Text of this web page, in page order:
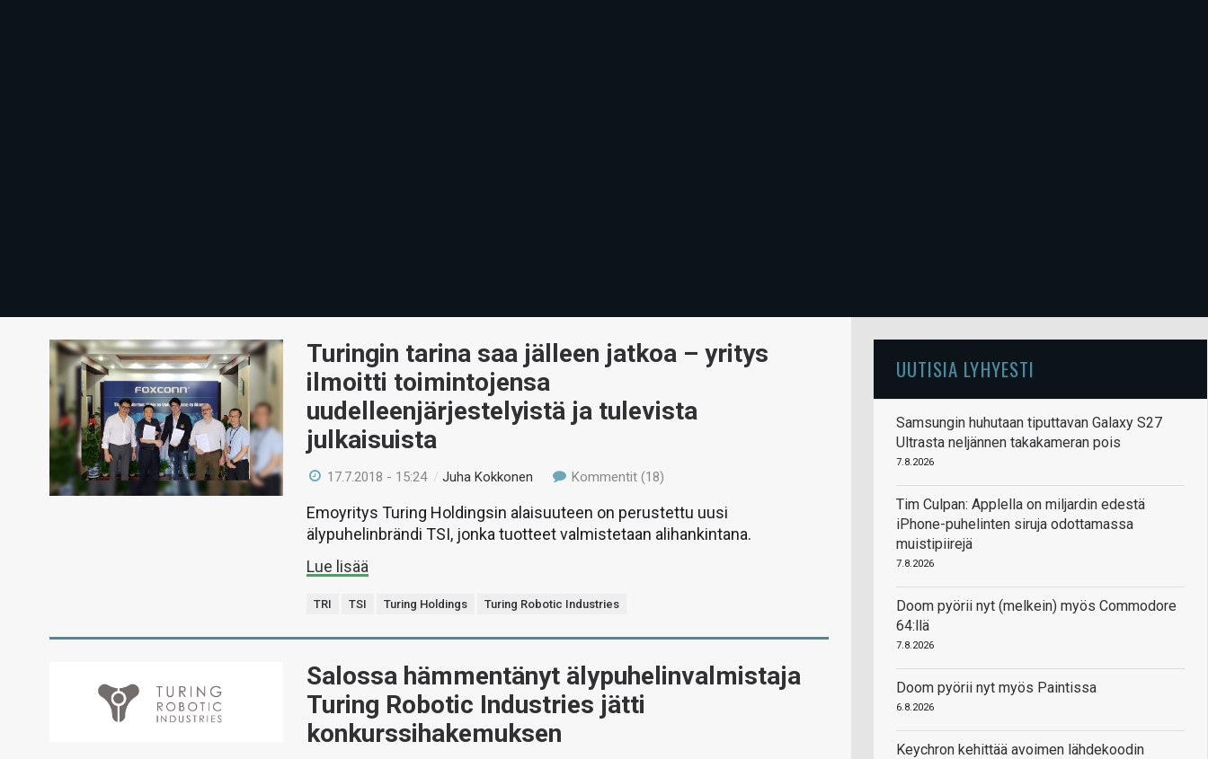
Turingin tarina saa jälleen jatkoa – yritys
ilmoitti toimintojensa
uudelleenjärjestelyistä ja tulevista
julkaisuista
17.7.2018 - 15:24 /Juha Kokkonen Kommentit (18)
Emoyritys Turing Holdingsin alaisuuteen on perustettu uusi
älypuhelinbrändi TSI, jonka tuotteet valmistetaan alihankintana.
Lue lisää
TRI TSI Turing Holdings Turing Robotic Industries
Salossa hämmentänyt älypuhelinvalmistaja
Turing Robotic Industries jätti
konkurssihakemuksen
UUTISIA LYHYESTI
Samsungin huhutaan tiputtavan Galaxy S27
Ultrasta neljännen takakameran pois
7.8.2026
Tim Culpan: Applella on miljardin edestä
iPhone-puhelinten siruja odottamassa
muistipiirejä
7.8.2026
Doom pyörii nyt (melkein) myös Commodore
64:llä
7.8.2026
Doom pyörii nyt myös Paintissa
6.8.2026
Keychron kehittää avoimen lähdekoodin